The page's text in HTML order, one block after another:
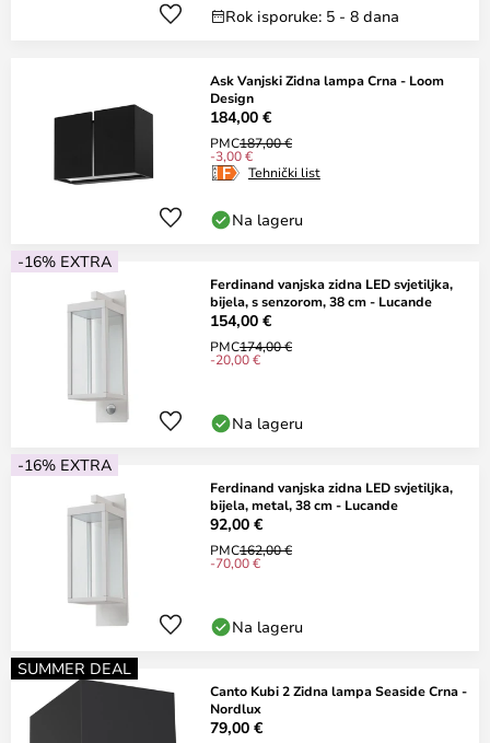
Rok isporuke: 5 - 8 dana
Ask Vanjski Zidna lampa Crna - Loom
Design
184,00 €
PMC187,00 €
-3,00 €
Tehnički list
Na lageru
-16% EXTRA
Ferdinand vanjska zidna LED svjetiljka,
bijela, s senzorom, 38 cm - Lucande
154,00 €
PMC174,00 €
-20,00 €
Na lageru
-16% EXTRA
Ferdinand vanjska zidna LED svjetiljka,
bijela, metal, 38 cm - Lucande
92,00 €
PMC162,00 €
-70,00 €
Na lageru
SUMMER DEAL
Canto Kubi 2 Zidna lampa Seaside Crna -
Nordlux
79,00 €